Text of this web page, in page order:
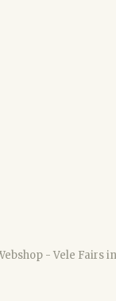
- Vele Fairs